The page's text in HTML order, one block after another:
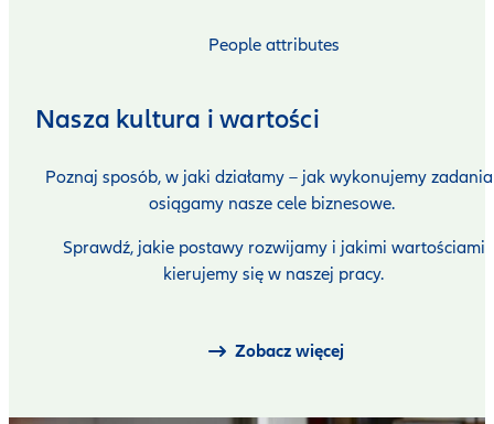
People attributes
Nasza kultura i wartości
Poznaj sposób, w jaki działamy – jak wykonujemy
osiągamy nasze cele biznesowe.
Sprawdź, jakie postawy rozwijamy i jakimi wartościami
kierujemy się w naszej pracy.
Zobacz więcej